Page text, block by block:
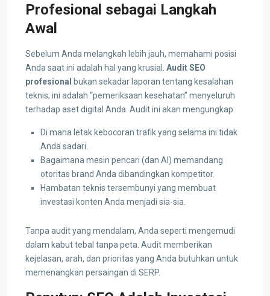
Profesional sebagai Langkah
Awal
Sebelum Anda melangkah lebih jauh, memahami posisi
Anda saat ini adalah hal yang krusial. Audit SEO
profesional bukan sekadar laporan tentang kesalahan
teknis; ini adalah “pemeriksaan kesehatan” menyeluruh
terhadap aset digital Anda. Audit ini akan mengungkap:
Di mana letak kebocoran trafik yang selama ini tidak
Anda sadari.
Bagaimana mesin pencari (dan AI) memandang
otoritas brand Anda dibandingkan kompetitor.
Hambatan teknis tersembunyi yang membuat
investasi konten Anda menjadi sia-sia.
Tanpa audit yang mendalam, Anda seperti mengemudi
dalam kabut tebal tanpa peta. Audit memberikan
kejelasan, arah, dan prioritas yang Anda butuhkan untuk
memenangkan persaingan di SERP.